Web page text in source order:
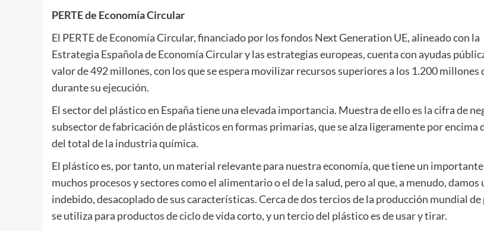
PERTE de Economía Circular
El PERTE de Economía Circular, financiado por los fondos Next Generation UE, alineado con la
Estrategia Española de Economía Circular y las estrategias europeas, cuenta con ayudas
valor de 492 millones, con los que se espera movilizar recursos superiores a los 1.200 millones
durante su ejecución.
El sector del plástico en España tiene una elevada importancia. Muestra de ello es la cifra de
subsector de fabricación de plásticos en formas primarias, que se alza ligeramente por encima
del total de la industria química.
El plástico es, por tanto, un material relevante para nuestra economía, que tiene un
muchos procesos y sectores como el alimentario o el de la salud, pero al que, a menudo, damos
indebido, desacoplado de sus características. Cerca de dos tercios de la producción mundial
se utiliza para productos de ciclo de vida corto, y un tercio del plástico es de usar y tirar.